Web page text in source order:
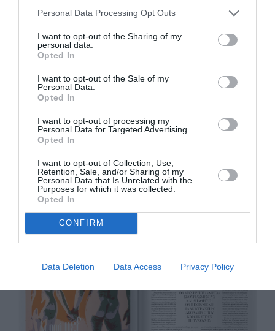
Personal Data Processing Opt Outs
I want to opt-out of the Sharing of my
personal data.
Opted In
I want to opt-out of the Sale of my
Personal Data.
Opted In
I want to opt-out of processing my
Personal Data for Targeted Advertising.
Opted In
I want to opt-out of Collection, Use,
Retention, Sale, and/or Sharing of my
Personal Data that Is Unrelated with the
Purposes for which it was collected.
Opted In
CONFIRM
Data Deletion Data Access Privacy Policy
Όμως και οι σχέσεις πέρασαν και περνούν τη
μεγαλύτερη ίσως κρίση στην ιστορία.
Τι έγινε με το σεξ στην καραντίνα; Πώς
συνευρίσκονταν οι μη δεσμευμένοι και πόσο
κουράστηκαν τα ζευγάρια;